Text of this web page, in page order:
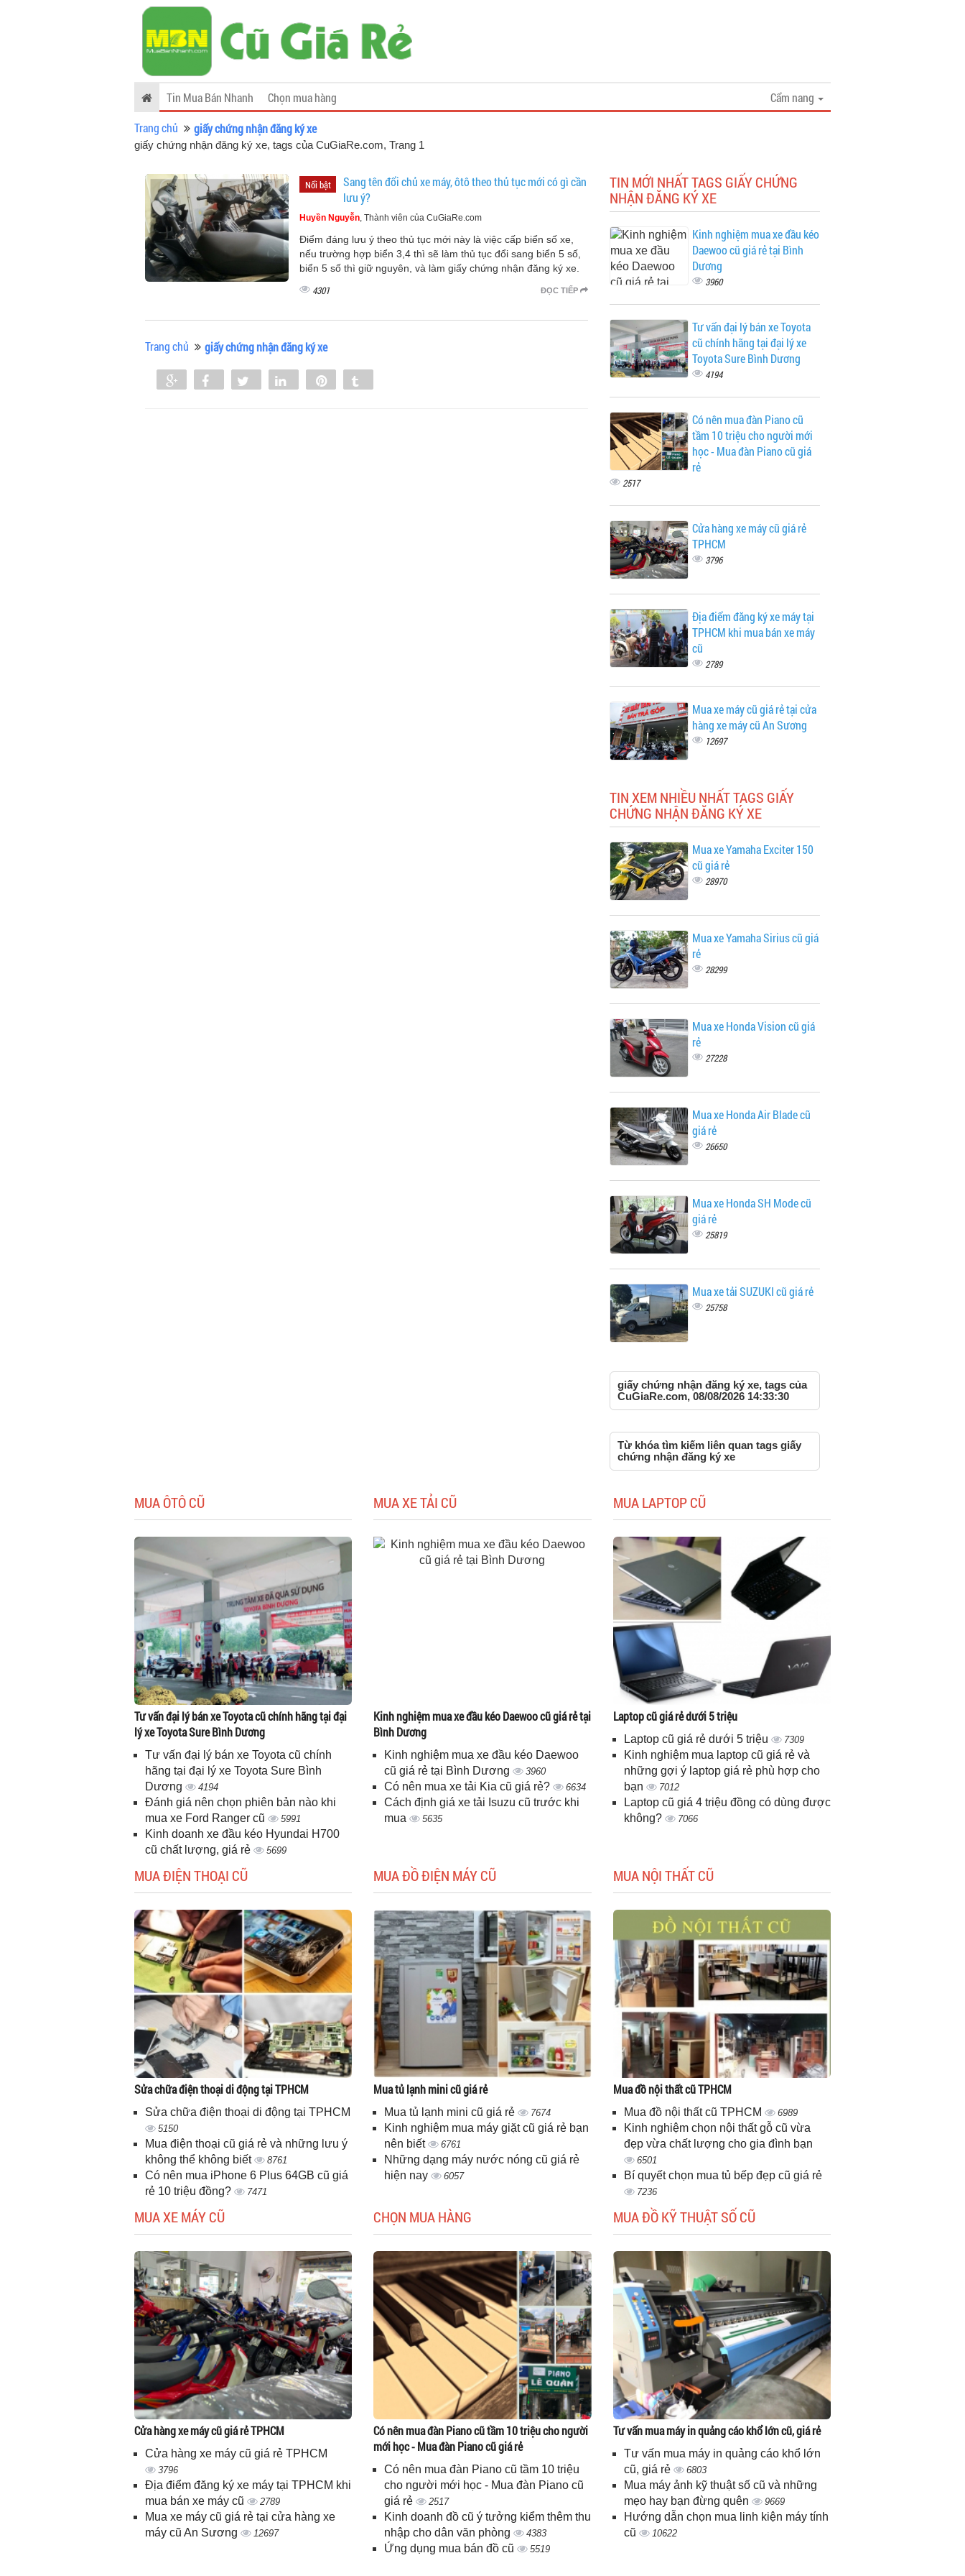
Cẩm nang
Tin Mua Bán Nhanh
Chọn mua hàng
Trang chủ
giấy chứng nhận đăng ký xe
giấy chứng nhận đăng ký xe, tags của CuGiaRe.com, Trang 1
Nổi bật
Sang tên đổi chủ xe máy, ôtô theo thủ tục mới có gì cần
lưu ý?
Huyền Nguyễn, Thành viên của CuGiaRe.com
Điểm đáng lưu ý theo thủ tục mới này là việc cấp biển số xe,
nếu trường hợp biển 3,4 thì sẽ làm thủ tục đổi sang biển 5 số,
biển 5 số thì giữ nguyên, và làm giấy chứng nhận đăng ký xe.
ĐỌC TIẾP
4301
Trang chủ giấy chứng nhận đăng ký xe
Share Share Tweet Share
TIN MỚI NHẤT TAGS GIẤY CHỨNG
NHẬN ĐĂNG KÝ XE
Kinh nghiệm mua xe đầu kéo
Daewoo cũ giá rẻ tại Bình
Dương
3960
Tư vấn đại lý bán xe Toyota
cũ chính hãng tại đại lý xe
Toyota Sure Bình Dương
4194
Có nên mua đàn Piano cũ
tầm 10 triệu cho người mới
học - Mua đàn Piano cũ giá
rẻ
2517
Cửa hàng xe máy cũ giá rẻ
TPHCM
3796
Địa điểm đăng ký xe máy tại
TPHCM khi mua bán xe máy
cũ
2789
Mua xe máy cũ giá rẻ tại cửa
hàng xe máy cũ An Sương
12697
TIN XEM NHIỀU NHẤT TAGS GIẤY
CHỨNG NHẬN ĐĂNG KÝ XE
Mua xe Yamaha Exciter 150
cũ giá rẻ
28970
Mua xe Yamaha Sirius cũ giá
rẻ
28299
Mua xe Honda Vision cũ giá
rẻ
27228
Mua xe Honda Air Blade cũ
giá rẻ
26650
Mua xe Honda SH Mode cũ
giá rẻ
25819
Mua xe tải SUZUKI cũ giá rẻ
25758
giấy chứng nhận đăng ký xe, tags của
CuGiaRe.com, 08/08/2026 14:33:30
Từ khóa tìm kiếm liên quan tags giấy
chứng nhận đăng ký xe
MUA ÔTÔ CŨ
Tư vấn đại lý bán xe Toyota cũ chính hãng tại đại
lý xe Toyota Sure Bình Dương
Tư vấn đại lý bán xe Toyota cũ chính
hãng tại đại lý xe Toyota Sure Bình
Dương
4194
Đánh giá nên chọn phiên bản nào khi
mua xe Ford Ranger cũ
5991
Kinh doanh xe đầu kéo Hyundai H700
cũ chất lượng, giá rẻ
5699
MUA XE TẢI CŨ
Kinh nghiệm mua xe đầu kéo Daewoo cũ giá rẻ tại
Bình Dương
Kinh nghiệm mua xe đầu kéo Daewoo
cũ giá rẻ tại Bình Dương
3960
Có nên mua xe tải Kia cũ giá rẻ? 6634
Cách định giá xe tải Isuzu cũ trước khi
mua
5635
MUA LAPTOP CŨ
Laptop cũ giá rẻ dưới 5 triệu
Laptop cũ giá rẻ dưới 5 triệu 7309
Kinh nghiệm mua laptop cũ giá rẻ và
những gợi ý laptop giá rẻ phù hợp cho
bạn
7012
Laptop cũ giá 4 triệu đồng có dùng được
không?
7066
MUA ĐIỆN THOẠI CŨ
Sửa chữa điện thoại di động tại TPHCM
Sửa chữa điện thoại di động tại TPHCM
5150
Mua điện thoại cũ giá rẻ và những lưu ý
không thể không biết
8761
Có nên mua iPhone 6 Plus 64GB cũ giá
rẻ 10 triệu đồng?
7471
MUA ĐỒ ĐIỆN MÁY CŨ
Mua tủ lạnh mini cũ giá rẻ
Mua tủ lạnh mini cũ giá rẻ 7674
Kinh nghiệm mua máy giặt cũ giá rẻ bạn
nên biết
6761
Những dạng máy nước nóng cũ giá rẻ
hiện nay
6057
MUA NỘI THẤT CŨ
Mua đồ nội thất cũ TPHCM
Mua đồ nội thất cũ TPHCM 6989
Kinh nghiệm chọn nội thất gỗ cũ vừa
đẹp vừa chất lượng cho gia đình bạn
6501
Bí quyết chọn mua tủ bếp đẹp cũ giá rẻ
7236
MUA XE MÁY CŨ
Cửa hàng xe máy cũ giá rẻ TPHCM
Cửa hàng xe máy cũ giá rẻ TPHCM
3796
Địa điểm đăng ký xe máy tại TPHCM khi
mua bán xe máy cũ
2789
Mua xe máy cũ giá rẻ tại cửa hàng xe
máy cũ An Sương
12697
CHỌN MUA HÀNG
Có nên mua đàn Piano cũ tầm 10 triệu cho người
mới học - Mua đàn Piano cũ giá rẻ
Có nên mua đàn Piano cũ tầm 10 triệu
cho người mới học - Mua đàn Piano cũ
giá rẻ
2517
Kinh doanh đồ cũ ý tưởng kiểm thêm thu
nhập cho dân văn phòng
4383
Ứng dụng mua bán đồ cũ 5519
MUA ĐỒ KỸ THUẬT SỐ CŨ
Tư vấn mua máy in quảng cáo khổ lớn cũ, giá rẻ
Tư vấn mua máy in quảng cáo khổ lớn
cũ, giá rẻ
6803
Mua máy ảnh kỹ thuật số cũ và những
mẹo hay bạn đừng quên
9669
Hướng dẫn chọn mua linh kiện máy tính
cũ
10622